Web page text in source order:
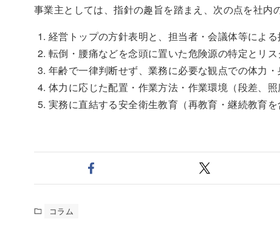
事業主としては、指針の趣旨を踏まえ、次の点を社内
経営トップの方針表明と、担当者・会議体等によ
転倒・腰痛などを念頭に置いた危険源の特定とリ
年齢で一律判断せず、業務に必要な観点での体力
体力に応じた配置・作業方法・作業環境（段差、
実務に直結する安全衛生教育（再教育・継続教育
コラム